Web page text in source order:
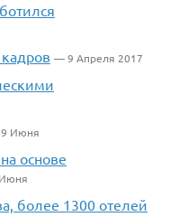
— 9 Апреля 2017
Июня
основе
более 1300 отелей